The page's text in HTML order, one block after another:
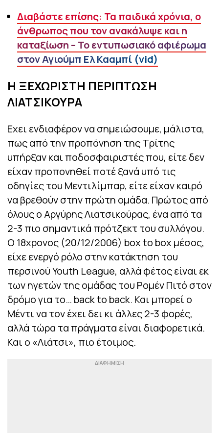
Διαβάστε επίσης: Τα παιδικά χρόνια, ο
άνθρωπος που τον ανακάλυψε και η
καταξίωση – Το εντυπωσιακό αφιέρωμα
στον Αγιούμπ Ελ Κααμπί (vid)
Η ΞΕΧΩΡΙΣΤΗ ΠΕΡΙΠΤΩΣΗ
ΛΙΑΤΣΙΚΟΥΡΑ
Εχει ενδιαφέρον να σημειώσουμε, μάλιστα,
πως από την προπόνηση της Τρίτης
υπήρξαν και ποδοσφαιριστές που, είτε δεν
είχαν προπονηθεί ποτέ ξανά υπό τις
οδηγίες του Μεντιλίμπαρ, είτε είχαν καιρό
να βρεθούν στην πρώτη ομάδα. Πρώτος από
όλους ο Αργύρης Λιατσικούρας, ένα από τα
2-3 πιο σημαντικά πρότζεκτ του συλλόγου.
O 18χρονος (20/12/2006) box to box μέσος,
είχε ενεργό ρόλο στην κατάκτηση του
περσινού Youth League, αλλά φέτος είναι εκ
των ηγετών της ομάδας του Ρομέν Πιτό στον
δρόμο για το… back to back. Και μπορεί ο
Μέντι να τον έχει δει κι άλλες 2-3 φορές,
αλλά τώρα τα πράγματα είναι διαφορετικά.
Και ο «Λιάτσι», πιο έτοιμος.